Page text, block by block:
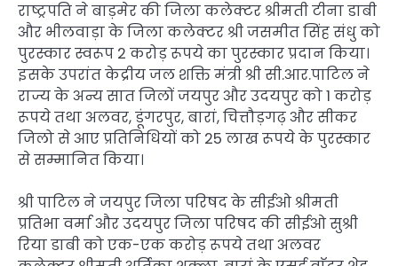
राष्ट्रपति ने बाड़मेर की जिला कलेक्टर श्रीमती टीना डाबी
और भीलवाड़ा के जिला कलेक्टर श्री जसमीत सिंह संधु को
पुरस्कार स्वरूप 2 करोड़ रूपये का पुरस्कार प्रदान किया।
इसके उपरांत केद्रीय जल शक्ति मंत्री श्री सी.आर.पाटिल ने
राज्य के अन्य सात जिलों जयपुर और उदयपुर को 1 करोड़
रूपये तथा अलवर, डूंगरपुर, बारां, चित्तौड़गढ़ और सीकर
जिलो से आए प्रतिनिधियों को 25 लाख रूपये के पुरस्कार
से सम्मानित किया।
श्री पाटिल ने जयपुर जिला परिषद के सीईओ श्रीमती
प्रतिभा वर्मा और उदयपुर जिला परिषद की सीईओ सुश्री
रिया डाबी को एक-एक करोड़ रूपये तथा अलवर